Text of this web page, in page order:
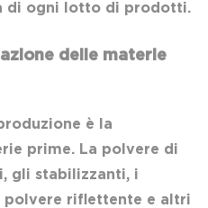
di ogni lotto di prodotti.
delle materie
è la
prime. La polvere di
gli stabilizzanti, i
polvere riflettente e altri